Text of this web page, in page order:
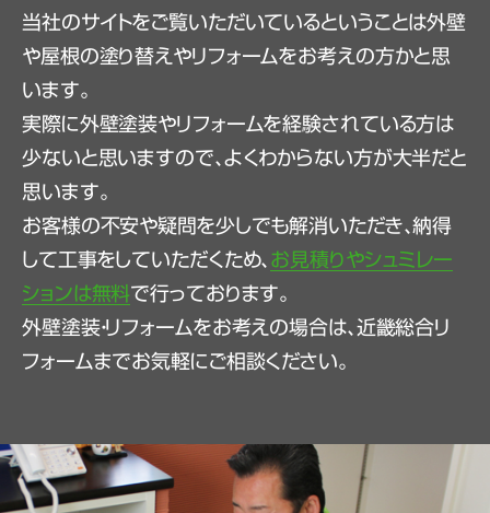
当社のサイトをご覧いただいているということは外壁
や屋根の塗り替えやリフォームをお考えの方かと思
います。
実際に外壁塗装やリフォームを経験されている方は
少ないと思いますので、よくわからない方が大半だと
思います。
お客様の不安や疑問を少しでも解消いただき、納得
して工事をしていただくため、 お見積りやシュミレー
ションは無料で行っております。
外壁塗装・リフォームをお考えの場合は、近畿総合リ
フォームまでお気軽にご相談ください。